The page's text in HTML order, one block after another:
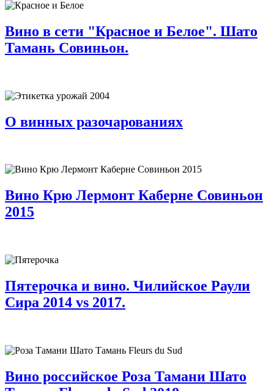
Вино в сети "Красное и Белое". Шато
Тамань Совиньон.
О винных разочарованиях
Вино Крю Лермонт Каберне Совиньон
2015
Пятерочка и вино. Чилийское Раули
Сира 2014 vs 2017.
Вино российское Роза Тамани Шато